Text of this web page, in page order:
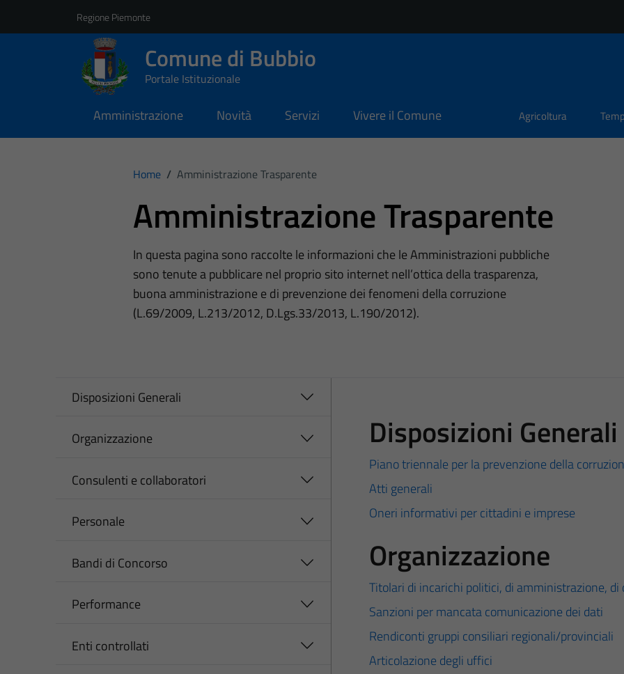
Regione Piemonte
Comune di Bubbio
Portale Istituzionale
Amministrazione Novità Servizi Vivere il Comune Agricoltura
Home / Amministrazione Trasparente
Amministrazione Trasparente
In questa pagina sono raccolte le informazioni che le Amministrazioni pubbliche
sono tenute a pubblicare nel proprio sito internet nell’ottica della trasparenza,
buona amministrazione e di prevenzione dei fenomeni della corruzione
(L.69/2009, L.213/2012, D.Lgs.33/2013, L.190/2012).
Disposizioni Generali
Organizzazione
Consulenti e collaboratori
Personale
Bandi di Concorso
Performance
Enti controllati
Disposizioni Generali
Piano triennale per la prevenzione della
Atti generali
Oneri informativi per cittadini e imprese
Organizzazione
Titolari di incarichi politici, di amministrazione, di
Sanzioni per mancata comunicazione dei dati
Rendiconti gruppi consiliari regionali/provinciali
Articolazione degli uffici